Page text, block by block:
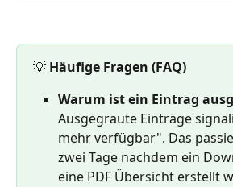
💡 Häufige Fragen (FAQ)
Warum ist ein Eintrag
Ausgegraute Einträge
mehr verfügbar". Das
zwei Tage nachdem ein
eine PDF Übersicht erstellt